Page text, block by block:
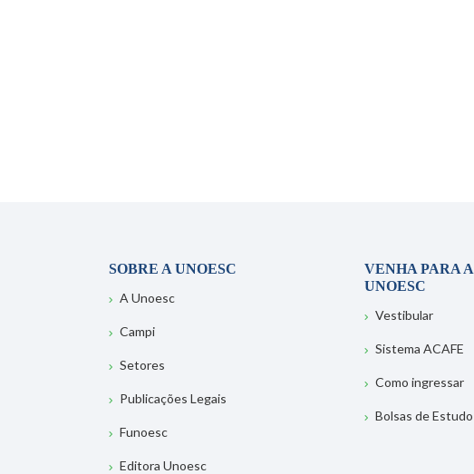
SOBRE A UNOESC
A Unoesc
Campi
Setores
Publicações Legais
Funoesc
Editora Unoesc
VENHA PARA A
UNOESC
Vestibular
Sistema ACAFE
Como ingressar
Bolsas de Estudo